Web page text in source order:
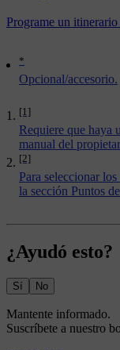
*
Opcional/accesorio.
[1]
Requiere que haya
manual del
[2]
Para seleccionar
la sección Puntos
Programe un
¿Ayudó esto?
Sí No